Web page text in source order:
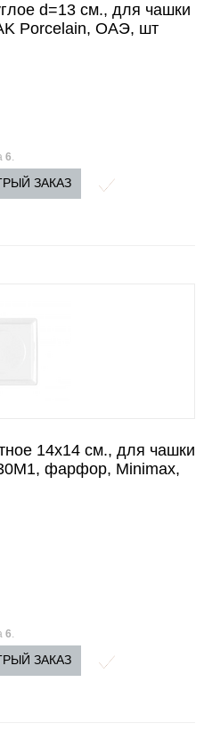
d=13 см., для чашки
Porcelain, ОАЭ, шт
6.
ЗАКАЗ
14x14 см., для чашки
фарфор, Minimax,
6.
ЗАКАЗ